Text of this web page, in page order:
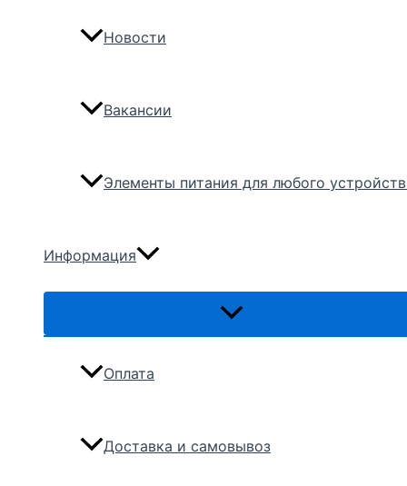
Новости
Вакансии
Элементы питания для любого
Информация
Переключатель
Оплата
Доставка и самовывоз